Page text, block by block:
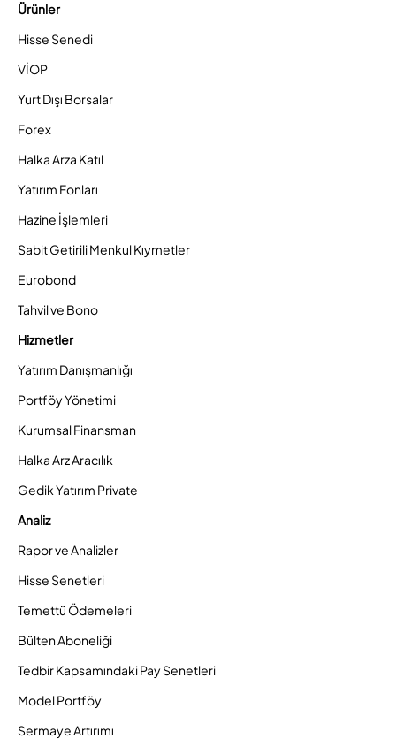
Ürünler
Hisse Senedi
VİOP
Yurt Dışı Borsalar
Forex
Halka Arza Katıl
Yatırım Fonları
Hazine İşlemleri
Sabit Getirili Menkul Kıymetler
Eurobond
Tahvil ve Bono
Hizmetler
Yatırım Danışmanlığı
Portföy Yönetimi
Kurumsal Finansman
Halka Arz Aracılık
Gedik Yatırım Private
Analiz
Rapor ve Analizler
Hisse Senetleri
Temettü Ödemeleri
Bülten Aboneliği
Tedbir Kapsamındaki Pay Senetleri
Model Portföy
Sermaye Artırımı